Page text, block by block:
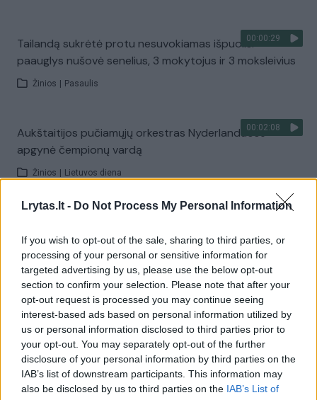
Lrytas.lt - Do Not Process My Personal Information
If you wish to opt-out of the sale, sharing to third parties, or
processing of your personal or sensitive information for
targeted advertising by us, please use the below opt-out
section to confirm your selection. Please note that after your
opt-out request is processed you may continue seeing
interest-based ads based on personal information utilized by
us or personal information disclosed to third parties prior to
your opt-out. You may separately opt-out of the further
disclosure of your personal information by third parties on the
IAB’s list of downstream participants. This information may
also be disclosed by us to third parties on the IAB’s List of
00:00:29
Tailandą sukrėtė protu nesuvokiamas išpuolis:
paauglys nušovė senelius, 3 mokytojus ir 3 moksleivius
Žinios Pasaulis
00:02:08
Aukštaitijos pučiamųjų orkestras Nyderlanduose
apgynė čempionų vardą
Žinios Lietuvos diena
Žiūrimiausi įrašai
00:00:30
Vaizdai iš tragiškos avarijos Vilniaus r.: dviejų moterų ir
vaiko gyvybių išgelbėti nepavyko
Žinios Lietuvos diena